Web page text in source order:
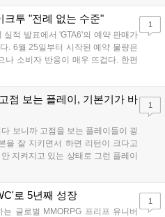
정식 출시될 예정이다....
크투 "전례 없는 수준"
적 발표에서 'GTA6'의 예약 판매가
. 6월 25일부터 시작된 예약 물량은
나 소비자 반응이 매우 뜨겁다. 한편
즈 X|S로 정식 출시될 예정이며, 록
Extended Look'을 최초 공개할 계획
1
점 보는 플레이, 기본기가 바
보니까 고점을 보는 플레이들이 굉
을 잘 지키면서 하면 리턴이 크다고
지켜지고 있는 상태로 그런 플레이
안 좋은 사고가 계속 많이 났던 것
1
로 5년째 성장
는 글로벌 MMORPG 프리프 유니버
1